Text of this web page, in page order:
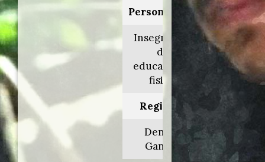
Personaggio:
Insegnante
di
educazione
fisica
Regia di:
Dennis
Gansel